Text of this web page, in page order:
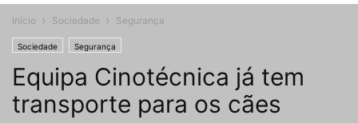
Início Sociedade Segurança
Sociedade Segurança
Equipa Cinotécnica já tem
transporte para os cães